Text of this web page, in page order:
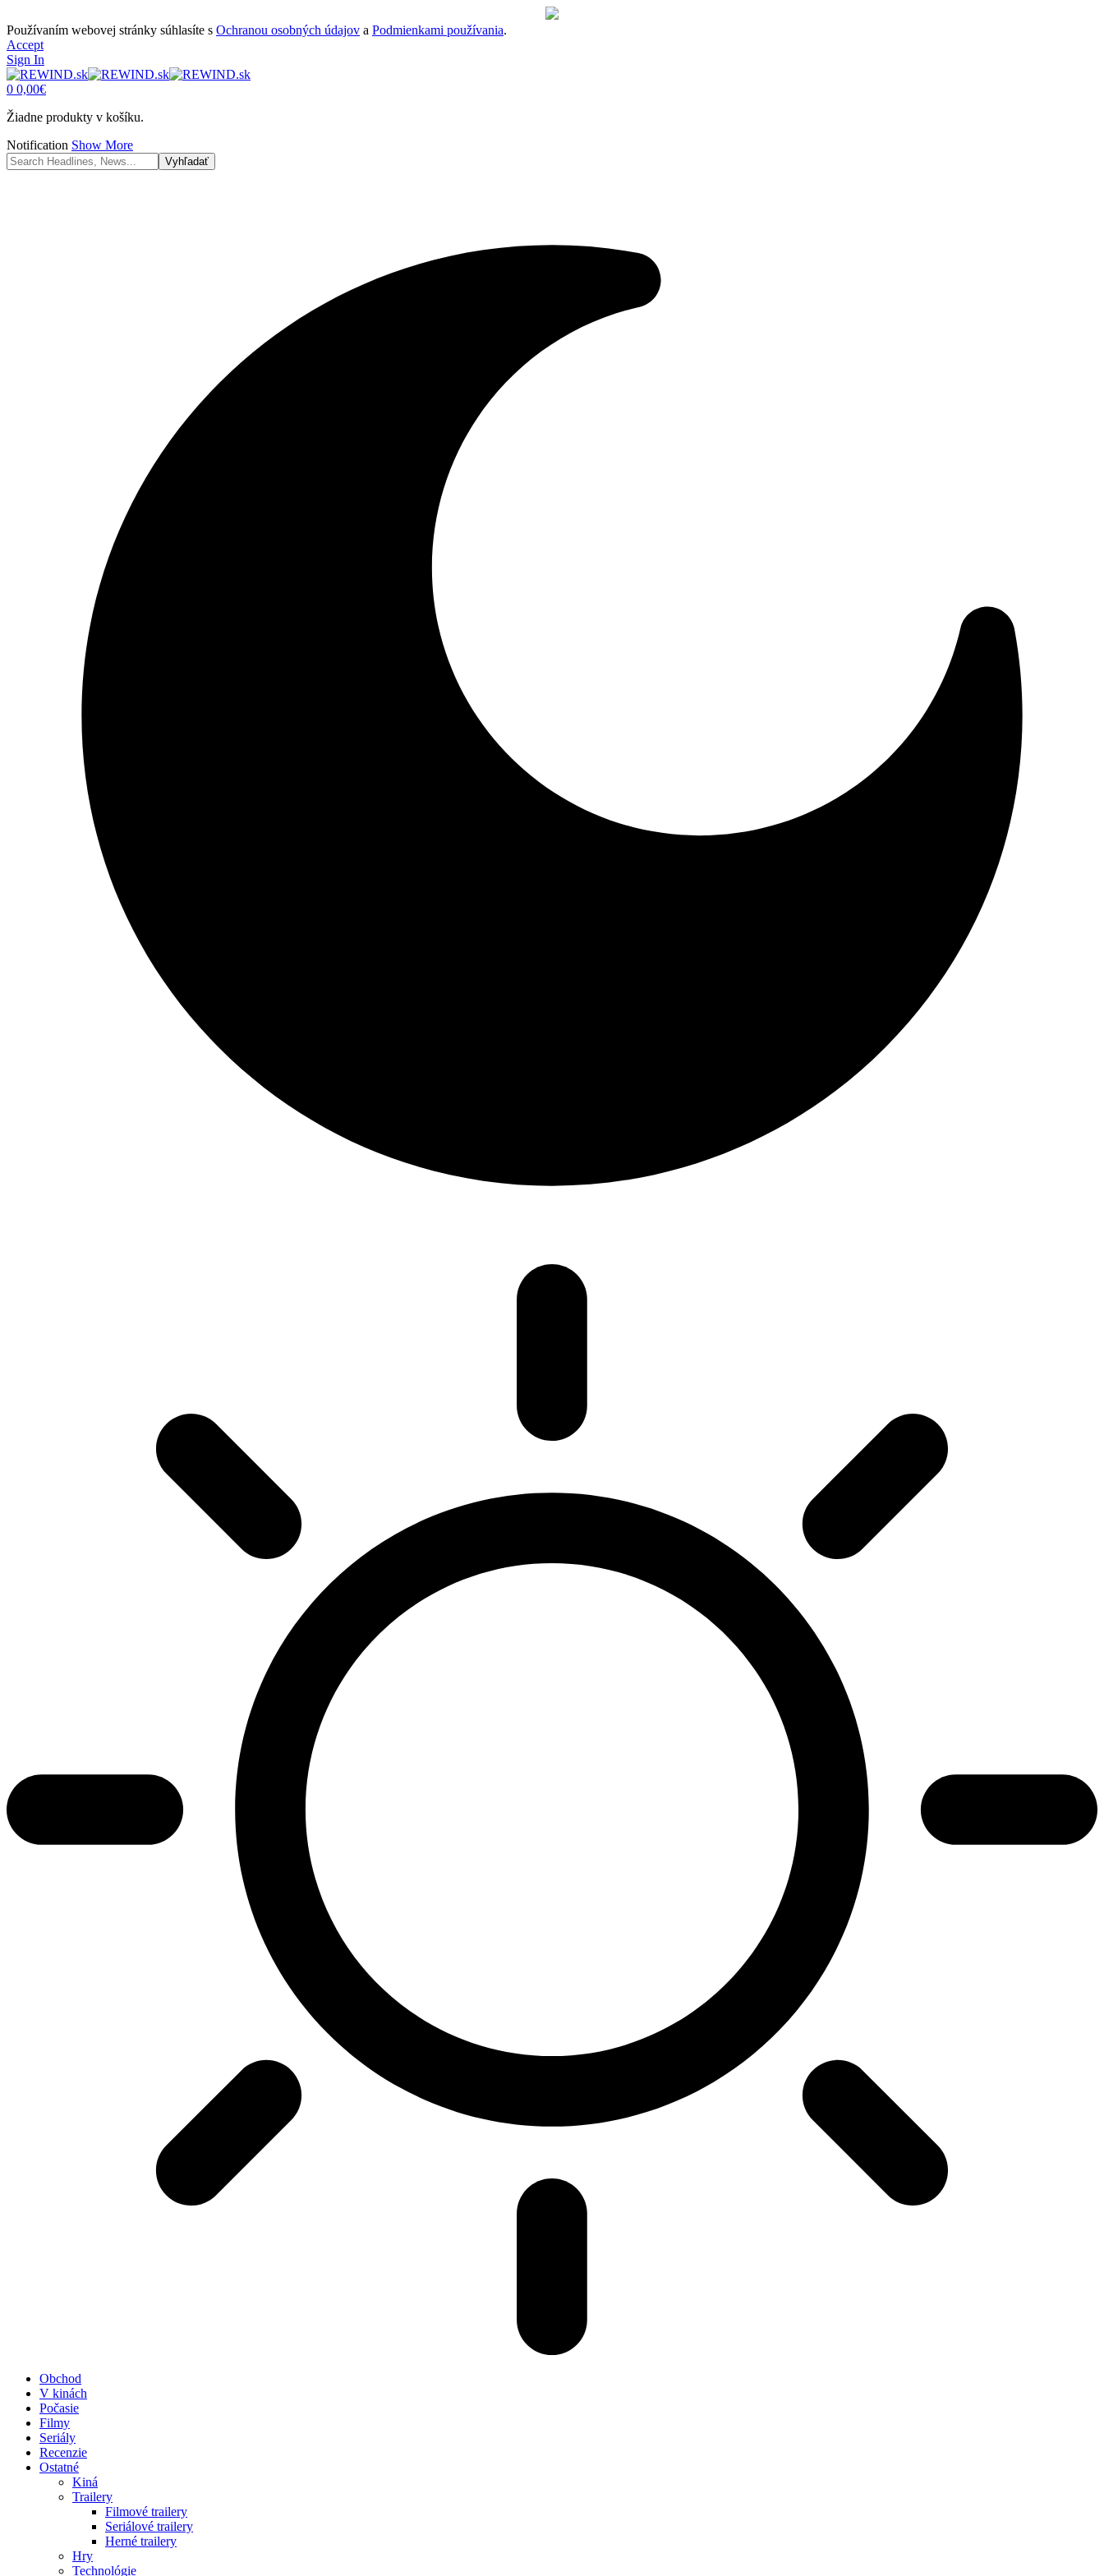
Používaním webovej stránky súhlasíte s Ochranou osobných údajov a Podmienkami používania.
Accept
Sign In
0 0,00€
Žiadne produkty v košíku.
Notification Show More
Obchod
V kinách
Počasie
Filmy
Seriály
Recenzie
Ostatné
Kiná
Trailery
Filmové trailery
Seriálové trailery
Herné trailery
Hry
Technológie